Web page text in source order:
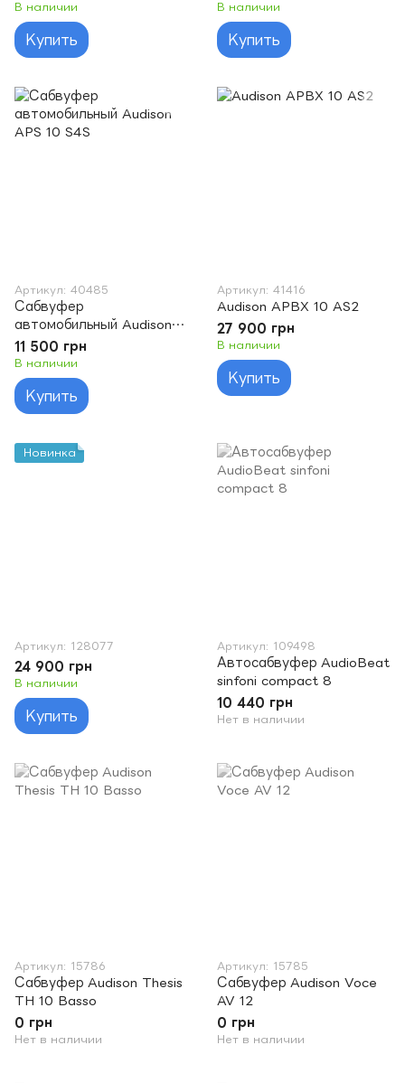
В наличии
Купить
В наличии
Купить
Артикул: 40485
Сабвуфер
автомобильный Audison
APS 10 S4S
11 500 грн
В наличии
Купить
Артикул: 41416
Audison APBX 10 AS2
27 900 грн
В наличии
Купить
Новинка
Артикул: 128077
24 900 грн
В наличии
Купить
Артикул: 109498
Автосабвуфер AudioBeat
sinfoni compact 8
10 440 грн
Нет в наличии
Артикул: 15786
Сабвуфер Audison Thesis
TH 10 Basso
0 грн
Нет в наличии
Артикул: 15785
Сабвуфер Audison Voce
AV 12
0 грн
Нет в наличии